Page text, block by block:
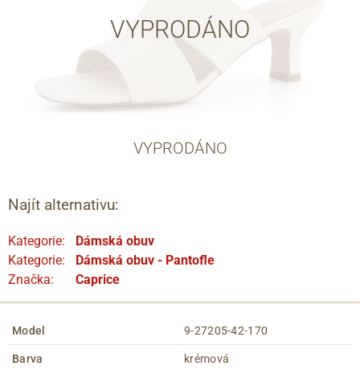
VYPRODÁNO
VYPRODÁNO
Najít alternativu:
Kategorie:
Dámská obuv
Kategorie:
Dámská obuv - Pantofle
Značka:
Caprice
Model 9-27205-42-170
Barva krémová